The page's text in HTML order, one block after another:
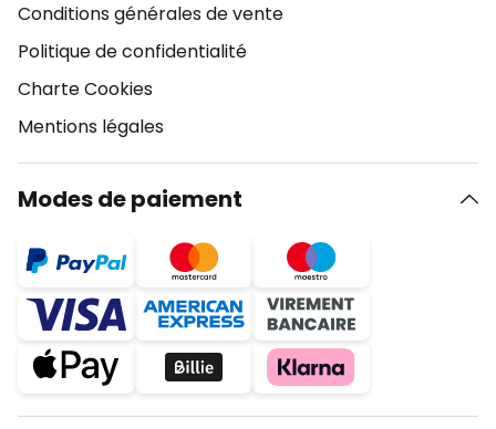
Conditions générales de vente
Politique de confidentialité
Charte Cookies
Mentions légales
Modes de paiement